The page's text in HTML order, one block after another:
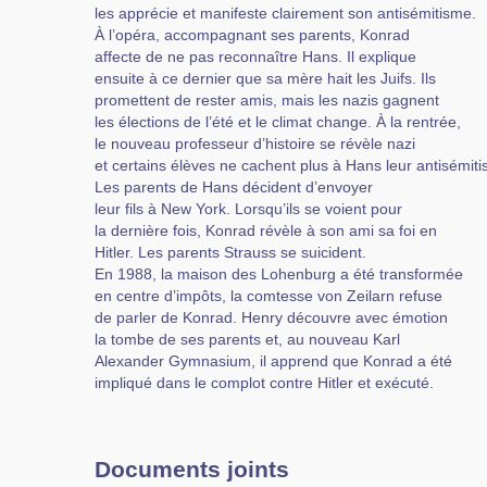
les apprécie et manifeste clairement son antisémitisme.
À l’opéra, accompagnant ses parents, Konrad
affecte de ne pas reconnaître Hans. Il explique
ensuite à ce dernier que sa mère hait les Juifs. Ils
promettent de rester amis, mais les nazis gagnent
les élections de l’été et le climat change. À la rentrée,
le nouveau professeur d’histoire se révèle nazi
et certains élèves ne cachent plus à Hans leur
Les parents de Hans décident d’envoyer
leur fils à New York. Lorsqu’ils se voient pour
la dernière fois, Konrad révèle à son ami sa foi en
Hitler. Les parents Strauss se suicident.
En 1988, la maison des Lohenburg a été transformée
en centre d’impôts, la comtesse von Zeilarn refuse
de parler de Konrad. Henry découvre avec émotion
la tombe de ses parents et, au nouveau Karl
Alexander Gymnasium, il apprend que Konrad a été
impliqué dans le complot contre Hitler et exécuté.
Documents joints